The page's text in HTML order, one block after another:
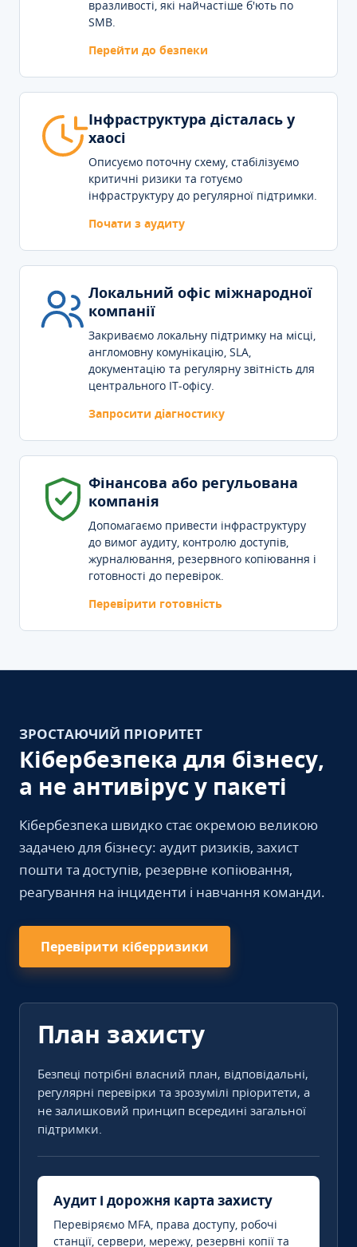
вразливості, які найчастіше б'ють по
SMB.
Перейти до безпеки
Інфраструктура дісталась у
хаосі
Описуємо поточну схему, стабілізуємо
критичні ризики та готуємо
інфраструктуру до регулярної підтримки.
Почати з аудиту
Локальний офіс міжнародної
компанії
Закриваємо локальну підтримку на місці,
англомовну комунікацію, SLA,
документацію та регулярну звітність для
центрального IT-офісу.
Запросити діагностику
Фінансова або регульована
компанія
Допомагаємо привести інфраструктуру
до вимог аудиту, контролю доступів,
журналювання, резервного копіювання і
готовності до перевірок.
Перевірити готовність
ЗРОСТАЮЧИЙ ПРІОРИТЕТ
Кібербезпека для бізнесу,
а не антивірус у пакеті
Кібербезпека швидко стає окремою великою
задачею для бізнесу: аудит ризиків, захист
пошти та доступів, резервне копіювання,
реагування на інциденти і навчання команди.
Перевірити кіберризики
План захисту
Безпеці потрібні власний план, відповідальні,
регулярні перевірки та зрозумілі пріоритети, а
не залишковий принцип всередині загальної
підтримки.
Аудит і дорожня карта захисту
Перевіряємо MFA, права доступу, робочі
станції, сервери, мережу, резервні копії та